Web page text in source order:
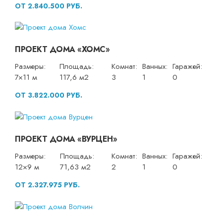
ОТ 2.840.500 РУБ.
ПРОЕКТ ДОМА «ХОМС»
Размеры:
7×11 м
Площадь:
117,6 м2
Комнат:
3
Ванных:
1
Гаражей:
0
ОТ 3.822.000 РУБ.
ПРОЕКТ ДОМА «ВУРЦЕН»
Размеры:
12×9 м
Площадь:
71,63 м2
Комнат:
2
Ванных:
1
Гаражей:
0
ОТ 2.327.975 РУБ.